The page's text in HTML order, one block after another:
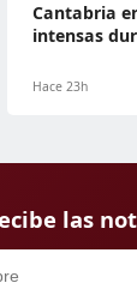
Cantabria
intensas
Hace 23h
las